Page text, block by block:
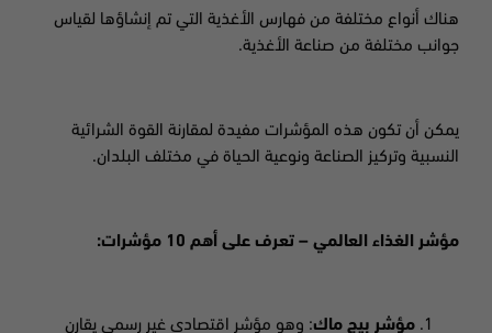
هناك أنواع مختلفة من فهارس الأغذية التي تم إنشاؤها لقياس
جوانب مختلفة من صناعة الأغذية.
يمكن أن تكون هذه المؤشرات مفيدة لمقارنة القوة الشرائية
النسبية وتركيز الصناعة ونوعية الحياة في مختلف البلدان.
مؤشر الغذاء العالمي – تعرف على أهم مؤشرات:
مؤشر بيج ماك: وهو مؤشر اقتصادي غير رسمي يقارن